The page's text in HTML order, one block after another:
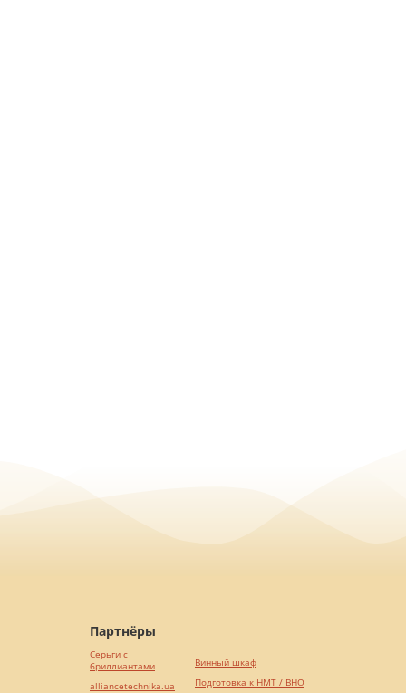
Партнёры
Серьги с
бриллиантами
alliancetechnika.ua
Винный шкаф
Подготовка к НМТ / ВНО